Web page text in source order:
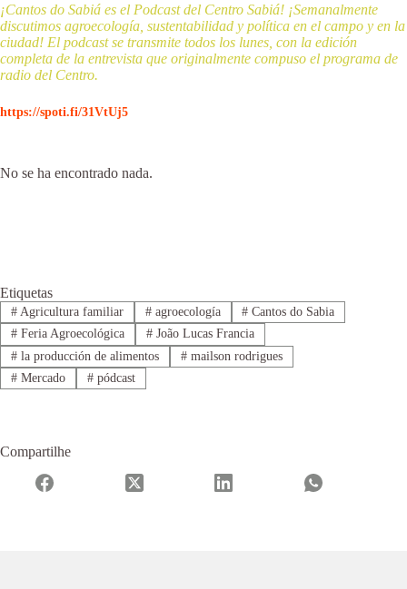
¡Cantos do Sabiá es el Podcast del Centro Sabiá! ¡Semanalmente
discutimos agroecología, sustentabilidad y política en el campo y en la
ciudad! El podcast se transmite todos los lunes, con la edición
completa de la entrevista que originalmente compuso el programa de
radio del Centro.
https://spoti.fi/31VtUj5
No se ha encontrado nada.
Etiquetas
#Agricultura familiar #agroecología # Cantos do Sabia
#Feria Agroecológica #João Lucas Francia
#la producción de alimentos #mailson rodrigues
#Mercado #pódcast
Compartilhe